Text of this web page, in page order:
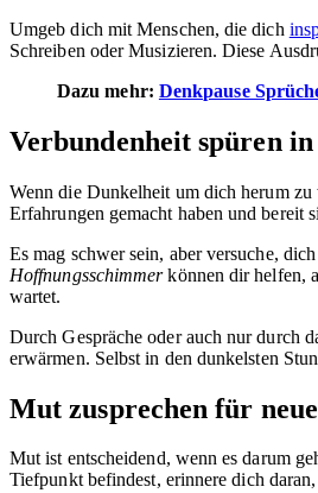
Umgeb dich mit Menschen, die dich
Schreiben oder Musizieren. Diese
Dazu mehr: Denkpause
Verbundenheit spüren
Wenn die Dunkelheit um dich herum
Erfahrungen gemacht haben und
Es mag schwer sein, aber versuche,
Hoffnungsschimmerkönnen dir helfen,
wartet.
Durch Gespräche oder auch nur durch
erwärmen. Selbst in den dunkelsten
Mut zusprechen für
Mut ist entscheidend, wenn es darum
Tiefpunkt befindest, erinnere dich